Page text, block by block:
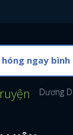
ngay bình
Dương